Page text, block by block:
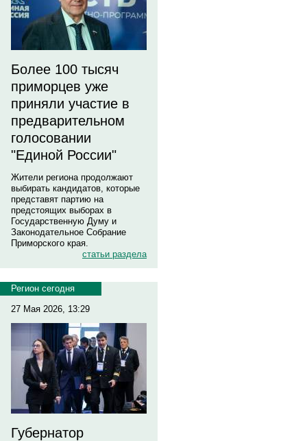
Более 100 тысяч
приморцев уже
приняли участие в
предварительном
голосовании
"Единой России"
Жители региона продолжают
выбирать кандидатов, которые
представят партию на
предстоящих выборах в
Государственную Думу и
Законодательное Собрание
Приморского края.
статьи раздела
Регион сегодня
27 Мая 2026, 13:29
Губернатор